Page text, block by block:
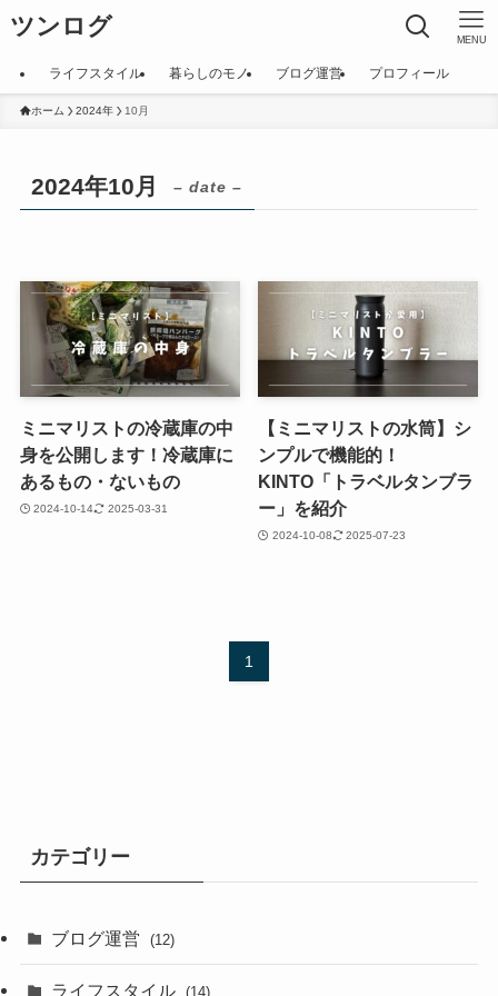
ツンログ MENU
ライフスタイル 暮らしのモノ ブログ運営 プロフィール
ホーム 2024年 10月
2024年10月 – date –
ミニマリストの冷蔵庫の中
身を公開します！冷蔵庫に
あるもの・ないもの
2024-10-14 2025-03-31
【ミニマリストの水筒】シ
ンプルで機能的！
KINTO「トラベルタンブラ
ー」を紹介
2024-10-08 2025-07-23
1
カテゴリー
ブログ運営 (12)
ライフスタイル (14)